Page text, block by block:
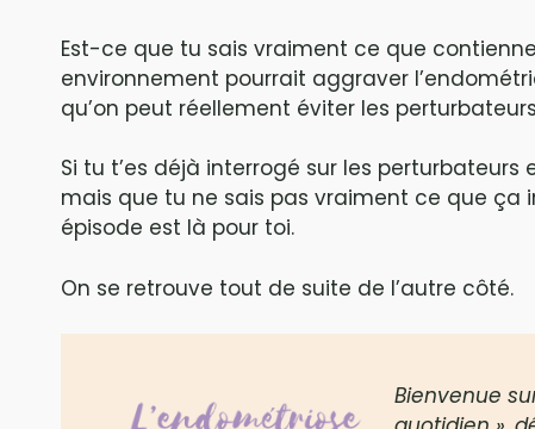
Est-ce que tu sais vraiment ce que
environnement pourrait aggraver
qu’on peut réellement éviter les
Si tu t’es déjà interrogé sur les
mais que tu ne sais pas vraiment ce que ça
épisode est là pour toi.
On se retrouve tout de suite de l’autre côté.
Bienvenue